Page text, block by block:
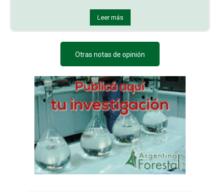
Leer más
Otras notas de opinión